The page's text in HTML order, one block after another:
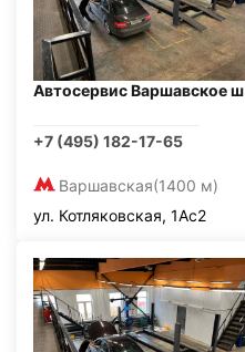
Автосервис Варшавское ш
+7 (495) 182-17-65
Варшавская(1400 м)
ул. Котляковская, 1Ас2